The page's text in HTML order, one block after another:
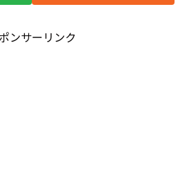
ンサーリンク